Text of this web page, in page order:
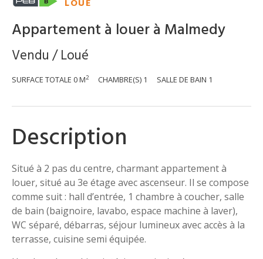
LOUÉ
Appartement à louer à Malmedy
Vendu / Loué
SURFACE TOTALE 0 M2 CHAMBRE(S) 1 SALLE DE BAIN 1
Description
Situé à 2 pas du centre, charmant appartement à
louer, situé au 3e étage avec ascenseur. Il se compose
comme suit : hall d’entrée, 1 chambre à coucher, salle
de bain (baignoire, lavabo, espace machine à laver),
WC séparé, débarras, séjour lumineux avec accès à la
terrasse, cuisine semi équipée.